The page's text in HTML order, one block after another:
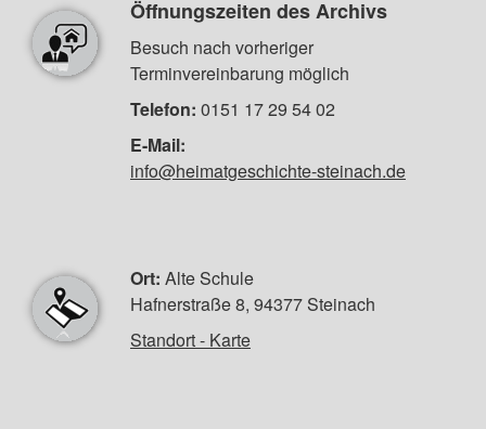
Öffnungszeiten des Archivs
Besuch nach vorheriger
Terminvereinbarung möglich
Telefon: 0151 17 29 54 02
E-Mail:
info@heimatgeschichte-steinach.de
Ort: Alte Schule
Hafnerstraße 8, 94377 Steinach
Standort - Karte